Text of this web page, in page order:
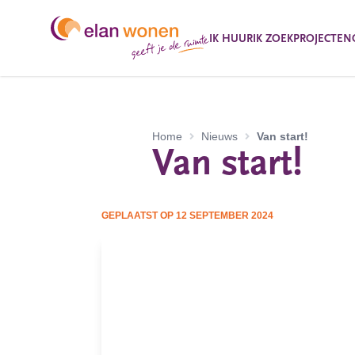
IK HUURIK ZOEKPROJECTEN
Home Nieuws Van start!
Van start!
GEPLAATST OP 12 SEPTEMBER 2024